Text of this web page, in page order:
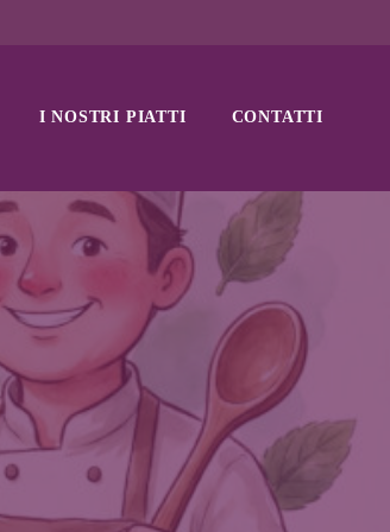
I NOSTRI PIATTI CONTATTI